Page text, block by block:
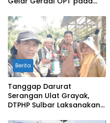
Hektare di Desa Bonda
Berita
Tanggap Darurat
Serangan Ulat Grayak,
DTPHP Sulbar Laksanakan